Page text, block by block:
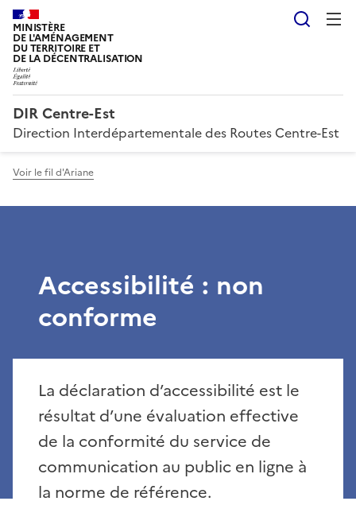
MINISTÈRE
DE L'AMÉNAGEMENT
DU TERRITOIRE ET
DE LA DÉCENTRALISATION
DIR Centre-Est
Direction Interdépartementale des Routes Centre-Est
Voir le fil d'Ariane
Accessibilité : non
conforme
La déclaration d’accessibilité est le
résultat d’une évaluation effective
de la conformité du service de
communication au public en ligne à
la norme de référence.